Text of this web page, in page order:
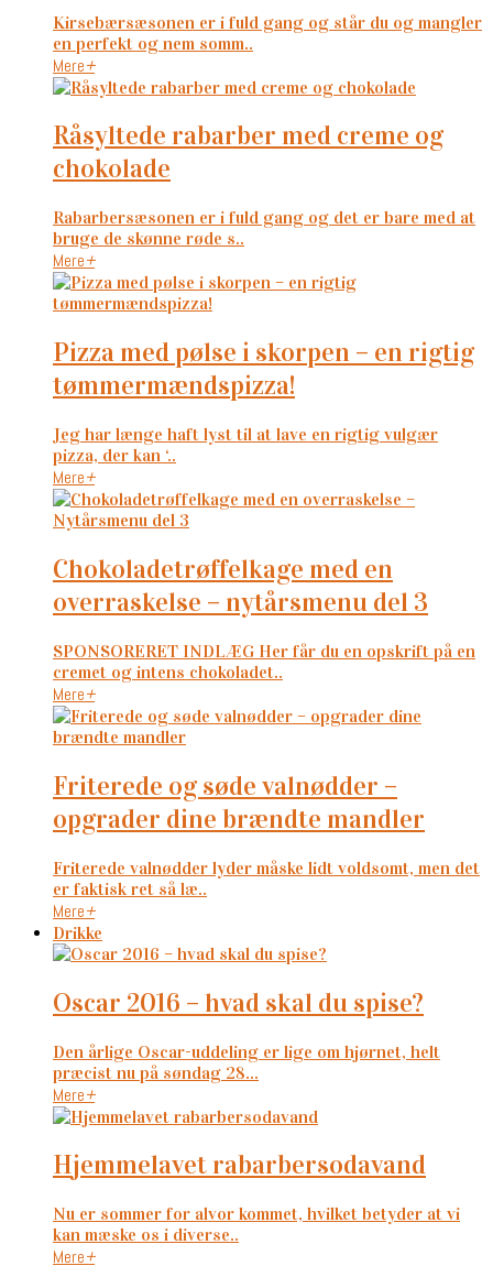
Kirsebærsæsonen er i fuld gang og står du og mangler
en perfekt og nem somm..
Mere+
råsyltede rabarber med creme og
chokolade
Rabarbersæsonen er i fuld gang og det er bare med at
bruge de skønne røde s..
Mere+
pizza med pølse i skorpen – en rigtig
tømmermændspizza!
Jeg har længe haft lyst til at lave en rigtig vulgær
pizza, der kan ‘..
Mere+
chokoladetrøffelkage med en
overraskelse – nytårsmenu del 3
SPONSORERET INDLÆG Her får du en opskrift på en
cremet og intens chokoladet..
Mere+
friterede og søde valnødder –
opgrader dine brændte mandler
Friterede valnødder lyder måske lidt voldsomt, men det
er faktisk ret så læ..
Mere+
Drikke
oscar 2016 – hvad skal du spise?
Den årlige Oscar-uddeling er lige om hjørnet, helt
præcist nu på søndag 28...
Mere+
hjemmelavet rabarbersodavand
Nu er sommer for alvor kommet, hvilket betyder at vi
kan mæske os i diverse..
Mere+